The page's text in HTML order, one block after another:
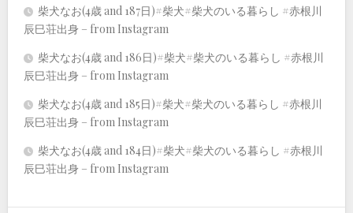
柴犬なお(4歳 and 187日)#柴犬#柴犬のいる暮らし #赤根川
辰巳荘出身 – from Instagram
柴犬なお(4歳 and 186日)#柴犬#柴犬のいる暮らし #赤根川
辰巳荘出身 – from Instagram
柴犬なお(4歳 and 185日)#柴犬#柴犬のいる暮らし #赤根川
辰巳荘出身 – from Instagram
柴犬なお(4歳 and 184日)#柴犬#柴犬のいる暮らし #赤根川
辰巳荘出身 – from Instagram